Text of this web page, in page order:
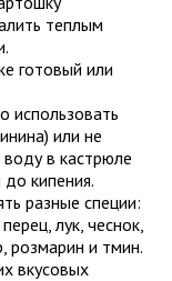
теплым
готовый или
использовать
или не
воду в кастрюле
кипения.
разные специи:
лук, чеснок,
розмарин и тмин.
вкусовых